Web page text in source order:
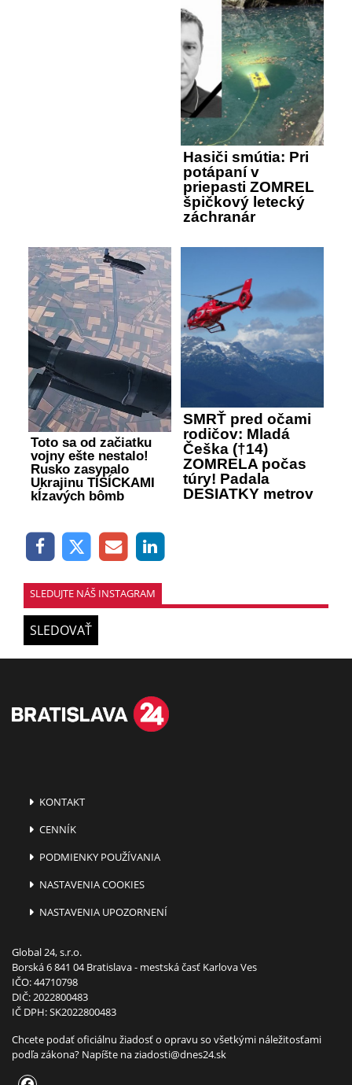
Hasiči smútia: Pri
potápaní v
priepasti ZOMREL
špičkový letecký
záchranár
Toto sa od začiatku
vojny ešte nestalo!
Rusko zasypalo
Ukrajinu TISÍCKAMI
kĺzavých bômb
SMRŤ pred očami
rodičov: Mladá
Češka (†14)
ZOMRELA počas
túry! Padala
DESIATKY metrov
SLEDUJTE NÁŠ INSTAGRAM
SLEDOVAŤ
KONTAKT
CENNÍK
PODMIENKY POUŽÍVANIA
NASTAVENIA COOKIES
NASTAVENIA UPOZORNENÍ
Global 24, s.r.o.
Borská 6 841 04 Bratislava - mestská časť Karlova Ves
IČO: 44710798
DIČ: 2022800483
IČ DPH: SK2022800483
Chcete podať oficiálnu žiadosť o opravu so všetkými náležitosťami
podľa zákona? Napíšte naziadosti@dnes24.sk